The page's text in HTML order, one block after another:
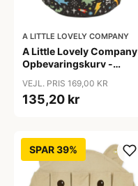
A LITTLE LOVELY COMPANY
A Little Lovely Company
Opbevaringskurv -
VEJL. PRIS 169,00 KR
135,20 kr
SPAR 39%